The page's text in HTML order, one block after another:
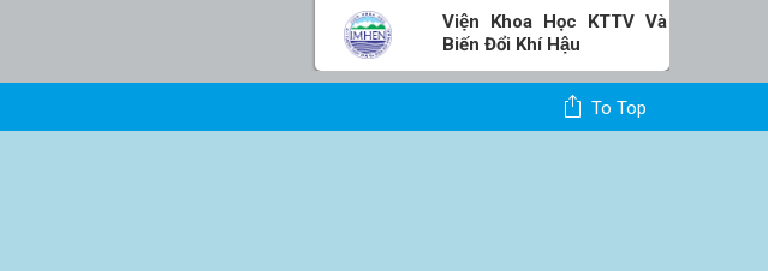
Viện Khoa Học KTTV Và
Biến Đổi Khí Hậu
To Top